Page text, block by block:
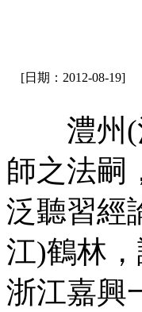
[日期：2012-08-19]
澧州(治
師之法嗣
泛聽習經
江)鶴林
浙江嘉興